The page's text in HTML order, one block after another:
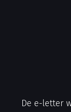
De e-letter